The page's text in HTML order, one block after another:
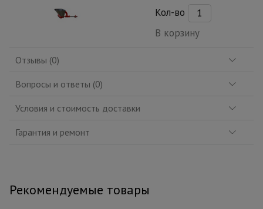
Кол-во
В корзину
Отзывы (0)
Вопросы и ответы (0)
Условия и стоимость доставки
Гарантия и ремонт
Рекомендуемые товары